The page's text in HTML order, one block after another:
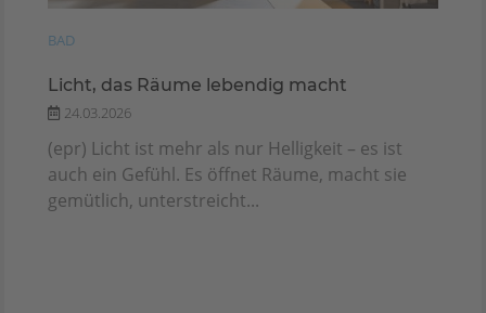
BAD
Licht, das Räume lebendig macht
24.03.2026
(epr) Licht ist mehr als nur Helligkeit – es ist
auch ein Gefühl. Es öffnet Räume, macht sie
gemütlich, unterstreicht...